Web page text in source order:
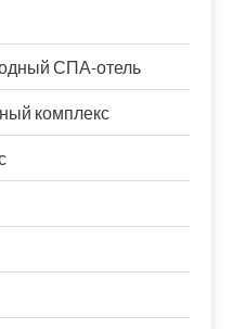
СПА-отель
комплекс